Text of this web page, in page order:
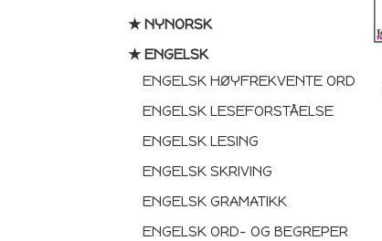
★ NYNORSK
★ ENGELSK
ENGELSK HØYFREKVENTE ORD
ENGELSK LESEFORSTÅELSE
ENGELSK LESING
ENGELSK SKRIVING
ENGELSK GRAMATIKK
ENGELSK ORD- OG BEGREPER